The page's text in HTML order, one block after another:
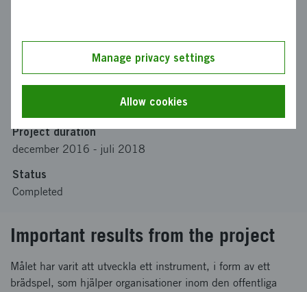
Funding from Vinnova
Project duration
december 2016 - juli 2018
Status
Completed
Important results from the project
Målet har varit att utveckla ett instrument, i form av ett
brädspel, som hjälper organisationer inom den offentliga
Manage privacy settings
Allow cookies